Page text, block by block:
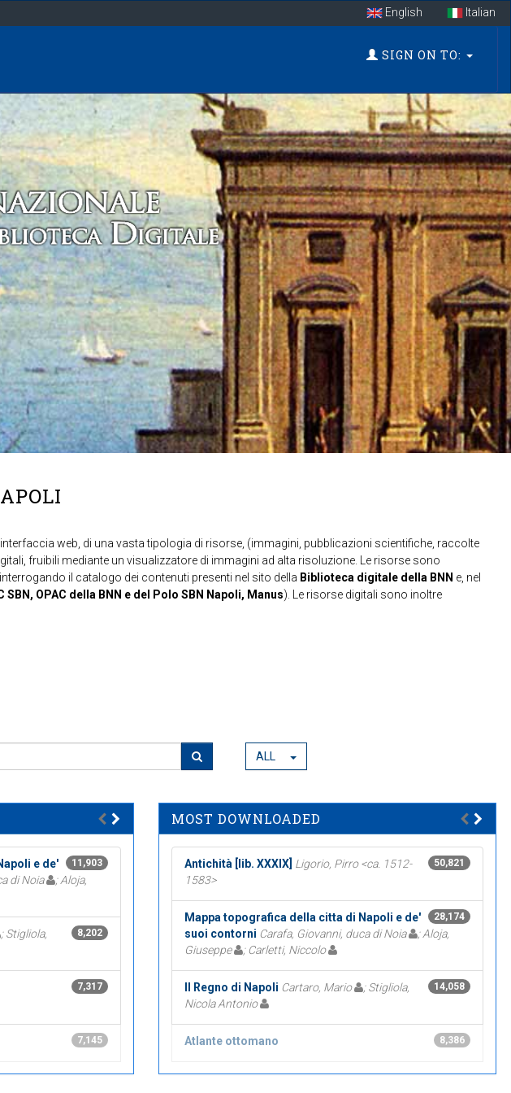
English Italian
SIGN ON TO:
web, di una vasta tipologia di risorse, (immagini, pubblicazioni scientifiche, raccolte
fruibili mediante un visualizzatore di immagini ad alta risoluzione. Le risorse sono
il catalogo dei contenuti presenti nel sito della Biblioteca digitale della BNN e, nel
SBN, OPAC della BNN e del Polo SBN Napoli, Manus). Le risorse digitali sono inoltre
ALL
11,903
e de'
di Noia
; Aloja,
8,202
; Stigliola,
7,317
7,145
MOST DOWNLOADED
50,821
Antichità [lib. XXXIX] Ligorio, Pirro <ca. 1512-
1583>
28,174
Mappa topografica della citta di Napoli e de'
suoi contorni Carafa, Giovanni, duca di Noia
; Aloja,
Giuseppe
; Carletti, Niccolo
14,058
Il Regno di Napoli Cartaro, Mario
; Stigliola,
Nicola Antonio
8,386
Atlante ottomano